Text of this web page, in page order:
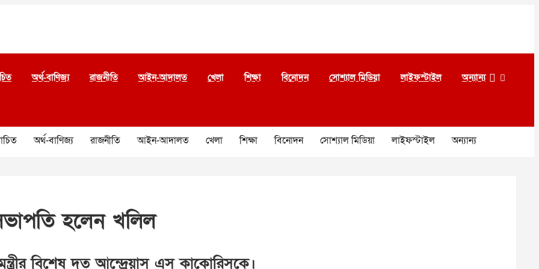
অর্থ-বাণিজ্য রাজনীতি আইন-আদালত খেলা শিক্ষা বিনোদন সোশ্যাল মিডিয়া লাইফস্টাইল অন্যান্য
অর্থ-বাণিজ্য রাজনীতি আইন-আদালত খেলা শিক্ষা বিনোদন সোশ্যাল মিডিয়া লাইফস্টাইল অন্যান্য
হলেন খলিল
বিশেষ দূত আন্দ্রেয়াস এস কাকোরিসকে।